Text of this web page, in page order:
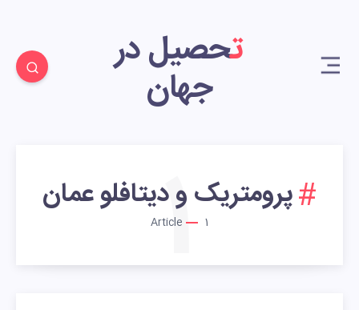
تحصیل در
جهان
پرومتریک و دیتافلو عمان
1
1